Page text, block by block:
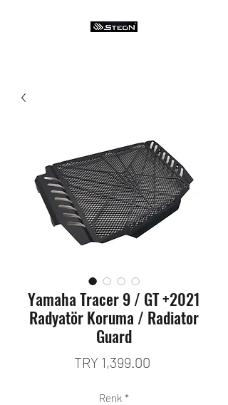
Yamaha Tracer 9 / GT +2021
Radyatör Koruma / Radiator
Guard
TRY 1,399.00
Renk *